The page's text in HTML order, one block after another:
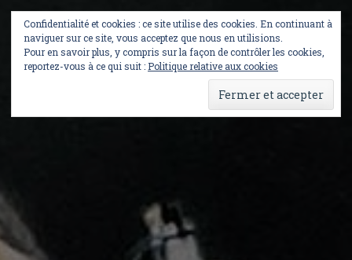
content
Confidentialité et cookies : ce site utilise des cookies. En continuant à
naviguer sur ce site, vous acceptez que nous en utilisions.
Pour en savoir plus, y compris sur la façon de contrôler les cookies,
reportez-vous à ce qui suit :Politique relative aux cookies